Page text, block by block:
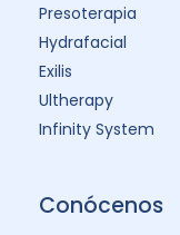
Presoterapia
Hydrafacial
Exilis
Ultherapy
Infinity System
Conócenos